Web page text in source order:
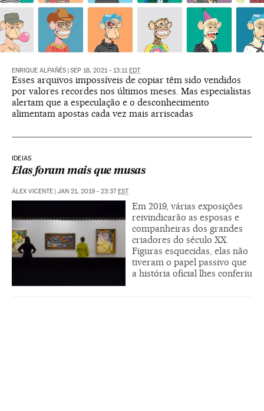
ENRIQUE ALPAÑÉS SEP 18, 2021 - 13:11 EDT
Esses arquivos impossíveis de copiar têm sido vendidos
por valores recordes nos últimos meses. Mas especialistas
alertam que a especulação e o desconhecimento
alimentam apostas cada vez mais arriscadas
IDEIAS
Elas foram mais que musas
ÁLEX VICENTE JAN 21, 2019 - 23:37 EST
Em 2019, várias exposições
reivindicarão as esposas e
companheiras dos grandes
criadores do século XX.
Figuras esquecidas, elas não
tiveram o papel passivo que
a história oficial lhes conferiu